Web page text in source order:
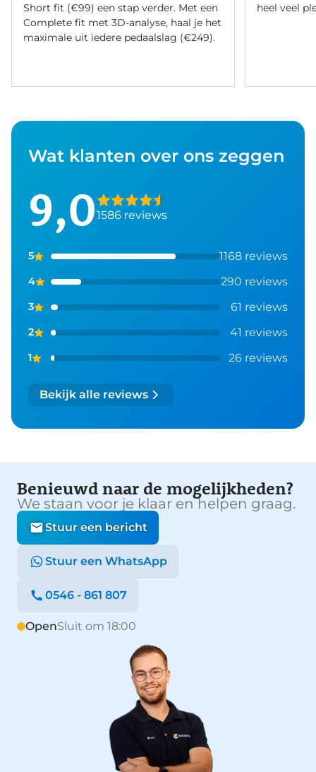
Short fit (€99) een stap verder. Met een
Complete fit met 3D-analyse, haal je het
maximale uit iedere pedaalslag (€249).
heel veel
Wat klanten over ons zeggen
9,01586 reviews
5 1168 reviews
4 290 reviews
3 61 reviews
2 41 reviews
1 26 reviews
Bekijk alle reviews
Benieuwd naar de mogelijkheden?
We staan voor je klaar en helpen graag.
Stuur een bericht
Stuur een WhatsApp
0546 - 861 807
OpenSluit om 18:00